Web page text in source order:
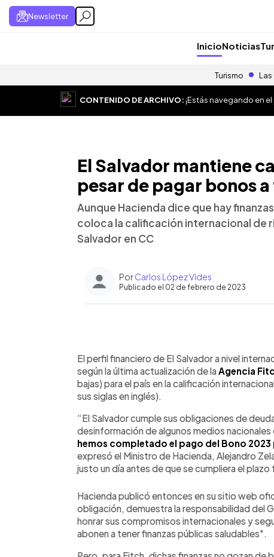
Newsletter
InicioNoticias
Turismo
CONTENIDO DE ARCHIVO:¡Estás navegando en
El Salvador mantiene
pesar de pagar bonos
Aunque Hacienda dice que hay
coloca la calificación internacional de
Salvador en CC
PorCarlos López Vides
Publicado el 02 de febrero de 2023
Escuchar artículo
El perfil financiero de El Salvador a nivel
según la última actualización de laAgencia
bajas) para el país en la calificación
sus siglas en inglés).
“El Salvador cumple sus obligaciones de
desinformación de algunos medios
hemos completado el pago del Bono
expresó el Ministro de Hacienda, Alejandro
justo un día antes de que se cumpliera el
Hacienda publicó entonces en su sitio web
obligación, demuestra la responsabilidad del
honrar sus compromisos internacionales y
abonen a tener finanzas públicas saludables".